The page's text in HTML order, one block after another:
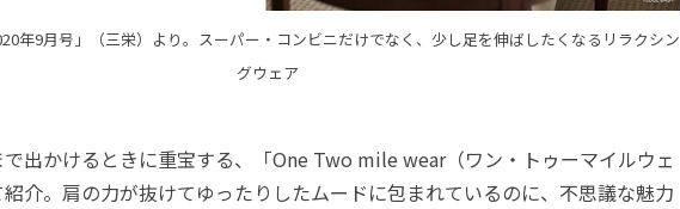
年9月号」（三栄）より。スーパー・コンビニだけでなく、少し足を伸ばしたくなるリラクシン
グウェア
出かけるときに重宝する、「One Two mile wear（ワン・トゥーマイルウェ
介。肩の力が抜けてゆったりしたムードに包まれているのに、不思議な魅力